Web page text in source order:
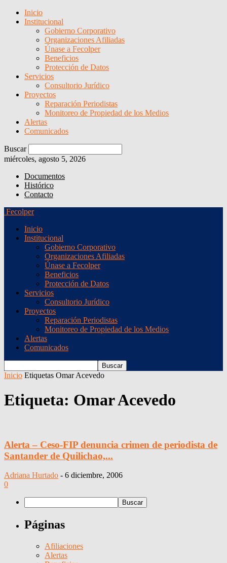
Inicio
Institucional
Gobierno Corporativo
Organizaciones Afiliadas
Únase a Fecolper
Beneficios
Protección de Datos
Servicios
Consultorio Jurídico
Proyectos
Reparación Periodistas
Monitoreo de Propiedad de los Medios
Alertas
Comunicados
Buscar
miércoles, agosto 5, 2026
Documentos
Histórico
Contacto
Fecolper
Inicio
Institucional
Gobierno Corporativo
Organizaciones Afiliadas
Únase a Fecolper
Beneficios
Protección de Datos
Servicios
Consultorio Jurídico
Proyectos
Reparación Periodistas
Monitoreo de Propiedad de los Medios
Alertas
Comunicados
Inicio Etiquetas Omar Acevedo
Etiqueta: Omar Acevedo
Alerta – Ceso-FIP denuncia crimen de periodista de
Santander de Quilichao,...
Adriana Hurtado - 6 diciembre, 2006
0
Páginas
Afiliaciones
Alertas